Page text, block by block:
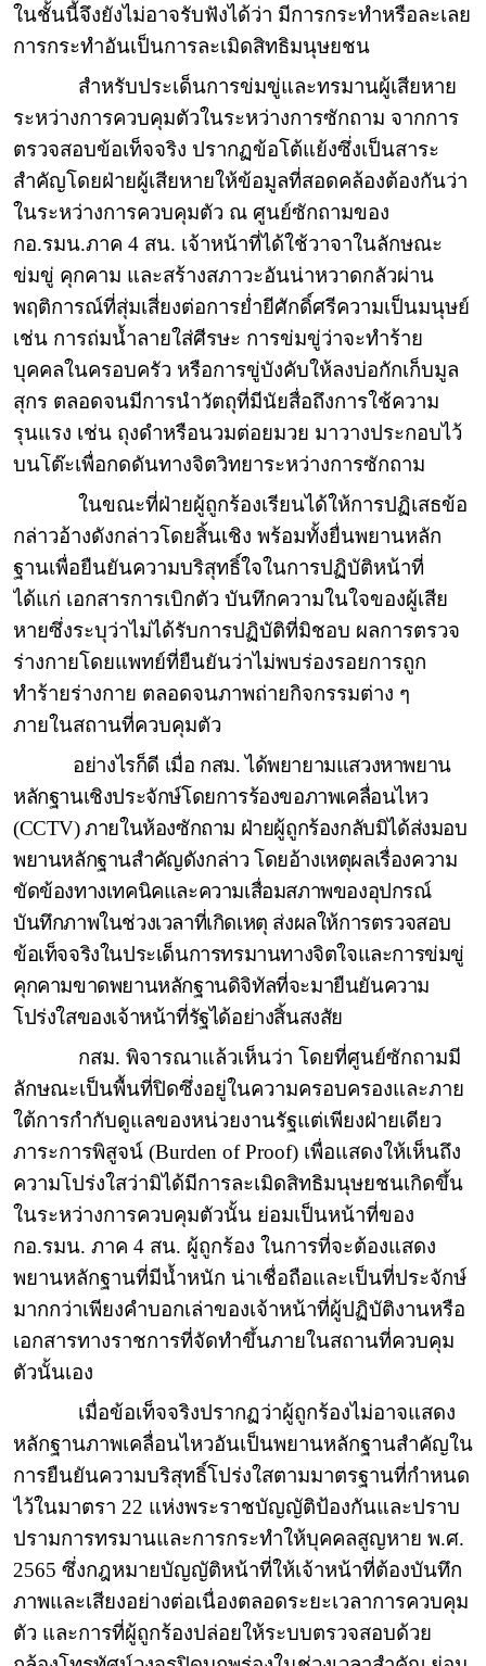
ในชั้นนี้จึงยังไม่อาจรับฟังได้ว่า มีการกระทำหรือละเลย
การกระทำอันเป็นการละเมิดสิทธิมนุษยชน
สำหรับประเด็นการข่มขู่และทรมานผู้เสียหาย
ระหว่างการควบคุมตัวในระหว่างการซักถาม จากการ
ตรวจสอบข้อเท็จจริง ปรากฏข้อโต้แย้งซึ่งเป็นสาระ
สำคัญโดยฝ่ายผู้เสียหายให้ข้อมูลที่สอดคล้องต้องกันว่า
ในระหว่างการควบคุมตัว ณ ศูนย์ซักถามของ
กอ.รมน.ภาค 4 สน. เจ้าหน้าที่ได้ใช้วาจาในลักษณะ
ข่มขู่ คุกคาม และสร้างสภาวะอันน่าหวาดกลัวผ่าน
พฤติการณ์ที่สุ่มเสี่ยงต่อการย่ำยีศักดิ์ศรีความเป็นมนุษย์
เช่น การถ่มน้ำลายใส่ศีรษะ การข่มขู่ว่าจะทำร้าย
บุคคลในครอบครัว หรือการขู่บังคับให้ลงบ่อกักเก็บมูล
สุกร ตลอดจนมีการนำวัตถุที่มีนัยสื่อถึงการใช้ความ
รุนแรง เช่น ถุงดำหรือนวมต่อยมวย มาวางประกอบไว้
บนโต๊ะเพื่อกดดันทางจิตวิทยาระหว่างการซักถาม
ในขณะที่ฝ่ายผู้ถูกร้องเรียนได้ให้การปฏิเสธข้อ
กล่าวอ้างดังกล่าวโดยสิ้นเชิง พร้อมทั้งยื่นพยานหลัก
ฐานเพื่อยืนยันความบริสุทธิ์ใจในการปฏิบัติหน้าที่
ได้แก่ เอกสารการเบิกตัว บันทึกความในใจของผู้เสีย
หายซึ่งระบุว่าไม่ได้รับการปฏิบัติที่มิชอบ ผลการตรวจ
ร่างกายโดยแพทย์ที่ยืนยันว่าไม่พบร่องรอยการถูก
ทำร้ายร่างกาย ตลอดจนภาพถ่ายกิจกรรมต่าง ๆ
ภายในสถานที่ควบคุมตัว
อย่างไรก็ดี เมื่อ กสม. ได้พยายามแสวงหาพยาน
หลักฐานเชิงประจักษ์โดยการร้องขอภาพเคลื่อนไหว
(CCTV)ภายในห้องซักถาม ฝ่ายผู้ถูกร้องกลับมิได้ส่งมอบ
พยานหลักฐานสำคัญดังกล่าว โดยอ้างเหตุผลเรื่องความ
ขัดข้องทางเทคนิคและความเสื่อมสภาพของอุปกรณ์
บันทึกภาพในช่วงเวลาที่เกิดเหตุ ส่งผลให้การตรวจสอบ
ข้อเท็จจริงในประเด็นการทรมานทางจิตใจและการข่มขู่
คุกคามขาดพยานหลักฐานดิจิทัลที่จะมายืนยันความ
โปร่งใสของเจ้าหน้าที่รัฐได้อย่างสิ้นสงสัย
กสม. พิจารณาแล้วเห็นว่า โดยที่ศูนย์ซักถามมี
ลักษณะเป็นพื้นที่ปิดซึ่งอยู่ในความครอบครองและภาย
ใต้การกำกับดูแลของหน่วยงานรัฐแต่เพียงฝ่ายเดียว
ภาระการพิสูจน์ (Burden of Proof) เพื่อแสดงให้เห็นถึง
ความโปร่งใสว่ามิได้มีการละเมิดสิทธิมนุษยชนเกิดขึ้น
ในระหว่างการควบคุมตัวนั้น ย่อมเป็นหน้าที่ของ
กอ.รมน. ภาค 4 สน. ผู้ถูกร้อง ในการที่จะต้องแสดง
พยานหลักฐานที่มีน้ำหนัก น่าเชื่อถือและเป็นที่ประจักษ์
มากกว่าเพียงคำบอกเล่าของเจ้าหน้าที่ผู้ปฏิบัติงานหรือ
เอกสารทางราชการที่จัดทำขึ้นภายในสถานที่ควบคุม
ตัวนั้นเอง
เมื่อข้อเท็จจริงปรากฏว่าผู้ถูกร้องไม่อาจแสดง
หลักฐานภาพเคลื่อนไหวอันเป็นพยานหลักฐานสำคัญใน
การยืนยันความบริสุทธิ์โปร่งใสตามมาตรฐานที่กำหนด
ไว้ในมาตรา 22 แห่งพระราชบัญญัติป้องกันและปราบ
ปรามการทรมานและการกระทำให้บุคคลสูญหาย พ.ศ.
2565 ซึ่งกฎหมายบัญญัติหน้าที่ให้เจ้าหน้าที่ต้องบันทึก
ภาพและเสียงอย่างต่อเนื่องตลอดระยะเวลาการควบคุม
ตัว และการที่ผู้ถูกร้องปล่อยให้ระบบตรวจสอบด้วย